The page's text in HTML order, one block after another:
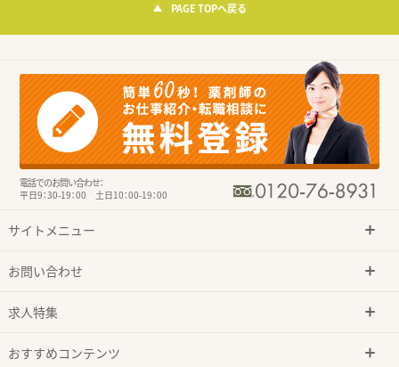
PAGE TOPへ戻る
電話でのお問い合わせ：
平日9：30-19：00 土日10：00-19：00
サイトメニュー
お問い合わせ
求人特集
おすすめコンテンツ